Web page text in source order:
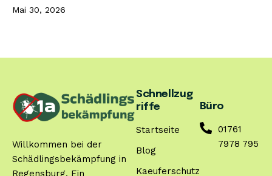
Mai 30, 2026
Willkommen bei der
Schädlingsbekämpfung in
Regensburg. Ein
Schnellzug
riffe
Startseite
Blog
Kaeuferschutz
Büro
01761
7978 795